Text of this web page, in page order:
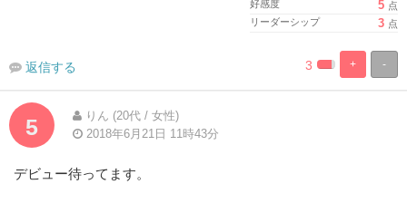
好感度
5 点
リーダーシップ
3 点
-
+
%100%
3
返信する
5
りん (20代 / 女性)
2018年6月21日 11時43分
デビュー待ってます。